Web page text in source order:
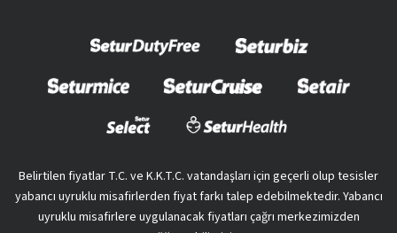
Belirtilen fiyatlar T.C. ve K.K.T.C. vatandaşları için geçerli olup tesisler
yabancı uyruklu misafirlerden fiyat farkı talep edebilmektedir. Yabancı
uyruklu misafirlere uygulanacak fiyatları çağrı merkezimizden